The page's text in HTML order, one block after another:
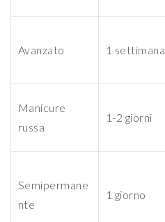
Avanzato 1 settimana
Manicure
russa
1-2 giorni
Semipermane
nte
1 giorno